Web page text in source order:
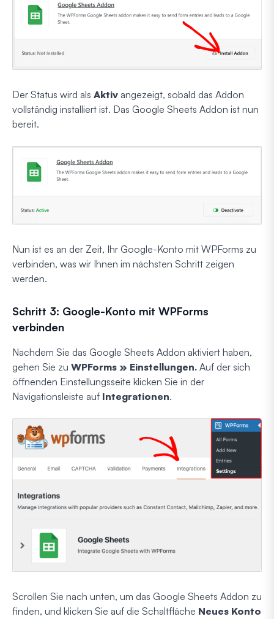
Der Status wird als Aktiv angezeigt, sobald das Addon
vollständig installiert ist. Das Google Sheets Addon ist nun
bereit.
Nun ist es an der Zeit, Ihr Google-Konto mit WPForms zu
verbinden, was wir Ihnen im nächsten Schritt zeigen
werden.
Schritt 3: Google-Konto mit WPForms
verbinden
Nachdem Sie das Google Sheets Addon aktiviert haben,
gehen Sie zu WPForms » Einstellungen. Auf der sich
öffnenden Einstellungsseite klicken Sie in der
Navigationsleiste auf Integrationen.
Scrollen Sie nach unten, um das Google Sheets Addon zu
finden, und klicken Sie auf die Schaltfläche Neues Konto